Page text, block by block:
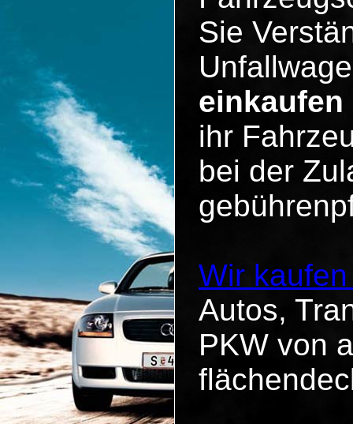
Sie
einkaufen
ihr
bei der
Wir
Autos,
PKW von